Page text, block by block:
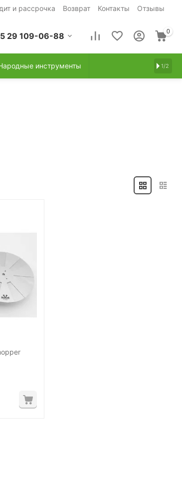
и рассрочка Возврат Контакты Отзывы
29 109-06-88 0
инструменты 1/2